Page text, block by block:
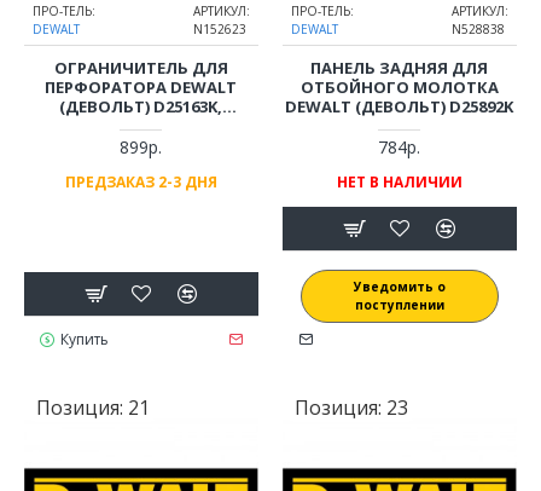
ПРО-ТЕЛЬ:
DEWALT
АРТИКУЛ:
N152623
ОГРАНИЧИТЕЛЬ ДЛЯ
ПЕРФОРАТОРА DEWALT
(ДЕВОЛЬТ) D25163K,
D25333K, D25481K, DCH263,
DCH263DH, DCH333, D25810K,
D25892K
899р.
ПРЕДЗАКАЗ 2-3 ДНЯ
Купить
ПРО-ТЕЛЬ:
DEWALT
АРТИКУЛ:
N528838
ПАНЕЛЬ ЗАДНЯЯ ДЛЯ
ОТБОЙНОГО МОЛОТКА
DEWALT (ДЕВОЛЬТ) D25892K
784р.
НЕТ В НАЛИЧИИ
Уведомить о
поступлении
Позиция: 21 Позиция: 23